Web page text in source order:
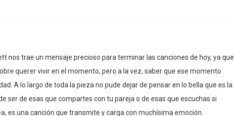
nos trae un mensaje precioso para terminar las canciones de hoy, ya que
querer vivir en el momento, pero a la vez, saber que ese momento
A lo largo de toda la pieza no pude dejar de pensar en lo bella que es la
ser de esas que compartes con tu pareja o de esas que escuchas si
es una canción que transmite y carga con muchísima emoción.